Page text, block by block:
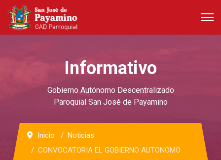
Informativo
Gobierno Autónomo Descentralizado
Paroquial San José de Payamino
Inicio
Noticias
CONVOCATORIA EL GOBIERNO AUTONOMO